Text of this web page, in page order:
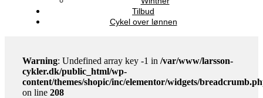
Tilbud
Cykel over lønnen
Warning: Undefined array key -1 in /var/www/larsson-
cykler.dk/public_html/wp-
content/themes/shopic/inc/elementor/widgets/
on line 208